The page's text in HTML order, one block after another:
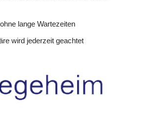
lange Wartezeiten
wird jederzeit geachtet